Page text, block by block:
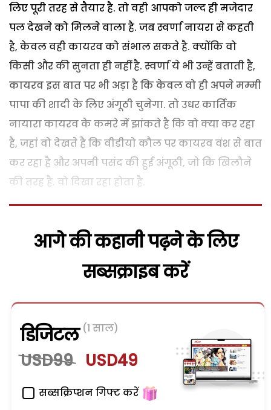
लिए पूरी तरह से तैयार है. तो वही आपको जल्द ही मजेदार
पल देखने को मिलने वाला है. जब स्वर्णा नायरा से कहती
है, केवल वही कायरव को संभाल सकते है. क्योंकि वो
किसी और की सुनता ही नहीं है. स्वर्णा ये भी उन्हें बताती है,
कायरव इस बात पर भी अड़ा है कि केवल वो ही अपने मम्मी
पापा की शादी के लिए अंगूठी चुनेगा. तो उधर कार्तिक
नायारा कायरव के कमरे में झांकते है कि वो क्या कर रहा
है, जहां वो देखते है कि वीडीयो कौल पर कायरव वंश से बात
कर रहा है और अपनी पसंद की हुई अंगूठी, जो कि खिलौने
की तरह है. वो दिखा रहा होता है.
आगे की कहानी पढ़ने के लिए
सब्सक्राइब करें
डिजिटल (1 साल)
USD99 USD49
सब्सक्रिप्शन गिफ्ट करें